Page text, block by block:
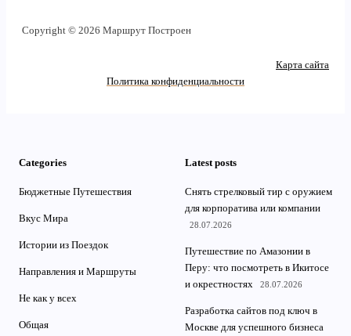
Copyright © 2026 Маршрут Построен
Карта сайта
Политика конфиденциальности
Categories
Бюджетные Путешествия
Вкус Мира
Истории из Поездок
Направления и Маршруты
Не как у всех
Общая
Latest posts
Снять стрелковый тир с оружием
для корпоратива или компании
28.07.2026
Путешествие по Амазонии в
Перу: что посмотреть в Икитосе
и окрестностях
28.07.2026
Разработка сайтов под ключ в
Москве для успешного бизнеса